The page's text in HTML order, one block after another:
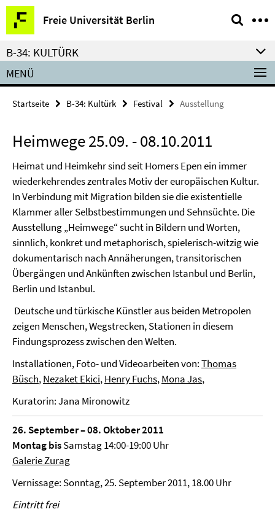
Springe
direkt
zu
Inhalt
Freie Universität Berlin
Service-
Navigation
B-34: KULTÜRK
MENÜ
Startseite B-34: Kultürk Festival Ausstellung
Heimwege 25.09. - 08.10.2011
Heimat und Heimkehr sind seit Homers Epen ein immer
wiederkehrendes zentrales Motiv der europäischen Kultur.
In Verbindung mit Migration bilden sie die existentielle
Klammer aller Selbstbestimmungen und Sehnsüchte. Die
Ausstellung „Heimwege“ sucht in Bildern und Worten,
sinnlich, konkret und metaphorisch, spielerisch-witzig wie
dokumentarisch nach Annäherungen, transitorischen
Übergängen und Ankünften zwischen Istanbul und Berlin,
Berlin und Istanbul.
Deutsche und türkische Künstler aus beiden Metropolen
zeigen Menschen, Wegstrecken, Stationen in diesem
Findungsprozess zwischen den Welten.
Installationen, Foto- und Videoarbeiten von:Thomas
Büsch,Nezaket Ekici,Henry Fuchs,Mona Jas,
Kuratorin: Jana Mironowitz
26. September – 08. Oktober 2011
Montag bisSamstag 14:00-19:00 Uhr
Galerie Zurag
Vernissage: Sonntag, 25. September 2011, 18.00 Uhr
Eintritt frei